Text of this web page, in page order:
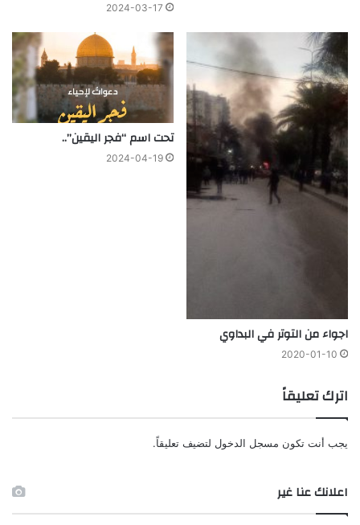
2024-03-17
اجواء من التوتر في البداوي
2020-01-10
تحت اسم “فجر اليقين”..
2024-04-19
اترك تعليقاً
يجب أنت تكون مسجل الدخول لتضيف تعليقاً.
اعلانك عنا غير